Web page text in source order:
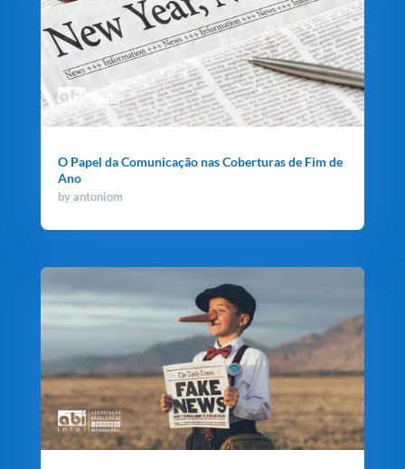
O Papel da Comunicação nas Coberturas de Fim de
Ano
byantoniom